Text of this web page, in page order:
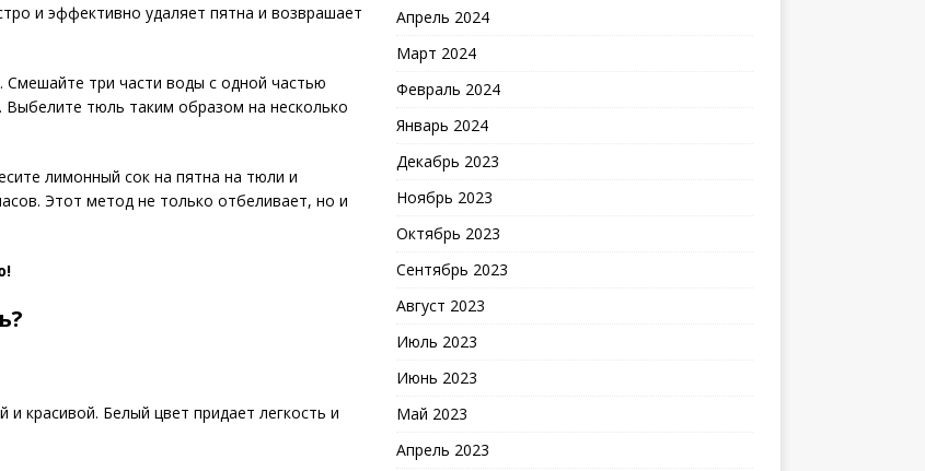
и эффективно удаляет пятна и возврашает
Смешайте три части воды с одной частью
Выбелите тюль таким образом на несколько
лимонный сок на пятна на тюли и
Этот метод не только отбеливает, но и
красивой. Белый цвет придает легкость и
Апрель 2024
Март 2024
Февраль 2024
Январь 2024
Декабрь 2023
Ноябрь 2023
Октябрь 2023
Сентябрь 2023
Август 2023
Июль 2023
Июнь 2023
Май 2023
Апрель 2023